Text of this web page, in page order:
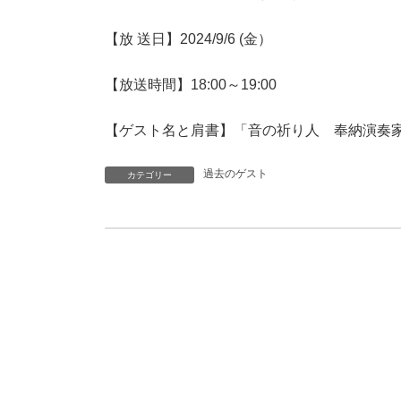
【放 送日】2024/9/6 (金）
【放送時間】18:00～19:00
【ゲスト名と肩書】「音の祈り人 奉納演奏
カテゴリー 過去のゲスト